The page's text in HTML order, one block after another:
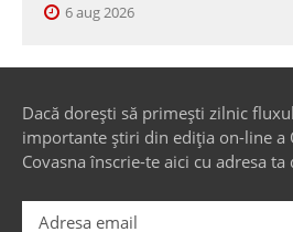
6 aug 2026
Dacă dorești să primești zilnic
importante știri din ediția on-line a
Covasna înscrie-te aici cu adresa ta